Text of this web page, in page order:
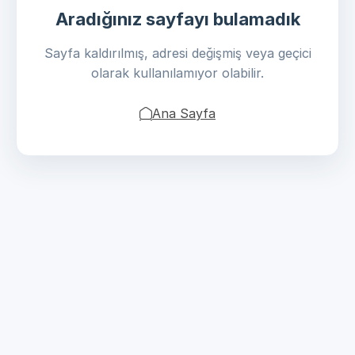
Aradığınız sayfayı bulamadık
Sayfa kaldırılmış, adresi değişmiş veya geçici
olarak kullanılamıyor olabilir.
Ana Sayfa